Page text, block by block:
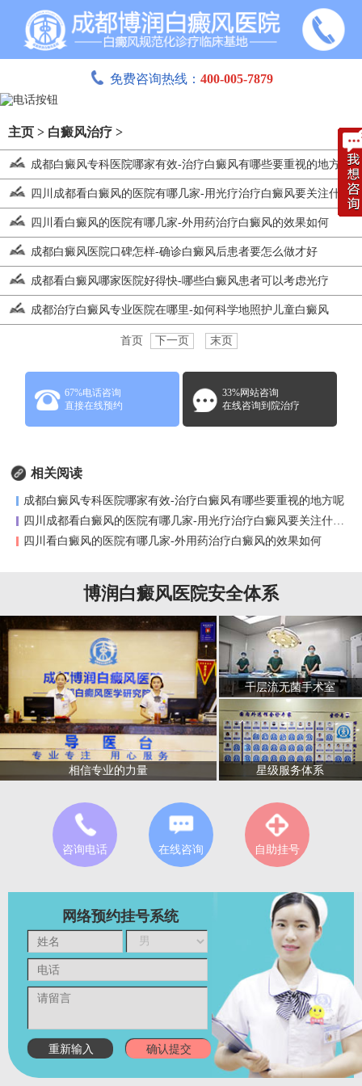
免费咨询热线： 400-005-7879
主页 > 白癜风治疗 >
成都白癜风专科医院哪家有效-治疗白癜风有哪些要重视的地方呢
四川成都看白癜风的医院有哪几家-用光疗治疗白癜风要关注什么地
四川看白癜风的医院有哪几家-外用药治疗白癜风的效果如何
成都白癜风医院口碑怎样-确诊白癜风后患者要怎么做才好
成都看白癜风哪家医院好得快-哪些白癜风患者可以考虑光疗
成都治疗白癜风专业医院在哪里-如何科学地照护儿童白癜风
首页 下一页 末页
67%电话咨询
直接在线预约
33%网站咨询
在线咨询到院治疗
相关阅读
成都白癜风专科医院哪家有效-治疗白癜风有哪些要重视的地方呢
四川成都看白癜风的医院有哪几家-用光疗治疗白癜风要关注什么地
四川看白癜风的医院有哪几家-外用药治疗白癜风的效果如何
博润白癜风医院安全体系
相信专业的力量
千层流无菌手术室
星级服务体系
咨询电话 在线咨询 自助挂号
网络预约挂号系统